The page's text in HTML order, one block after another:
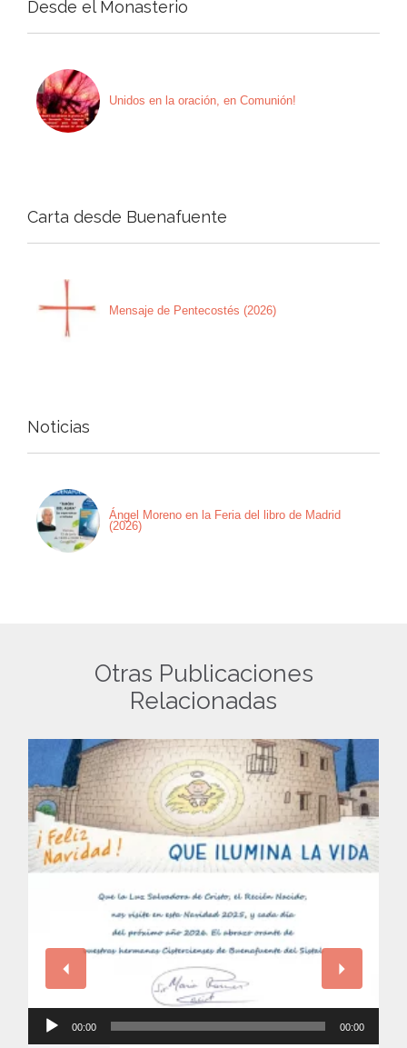
Desde el Monasterio
Unidos en la oración, en Comunión!
Carta desde Buenafuente
Mensaje de Pentecostés (2026)
Noticias
Ángel Moreno en la Feria del libro de Madrid
(2026)
Otras Publicaciones
Relacionadas
00:00 00:00